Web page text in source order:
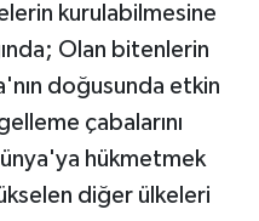
kurulabilmesine
Olan bitenlerin
doğusunda etkin
çabalarını
hükmetmek
diğer ülkeleri